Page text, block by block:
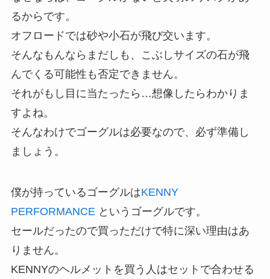
るからです。
オフロードでは砂や小石が飛び交います。
そんなもんならまだしも、こぶしサイズの石が飛
んでくる可能性も否定できません。
それがもし目に当たったら…想像したらわかりま
すよね。
そんなわけでゴーグルは必要なので、必ず準備し
ましょう。
僕が持っているゴーグルはKENNY
PERFORMANCE というゴーグルです。
セールだったので買っただけで特に深い理由はあ
りません。
KENNYのヘルメットを買う人はセットで合わせる